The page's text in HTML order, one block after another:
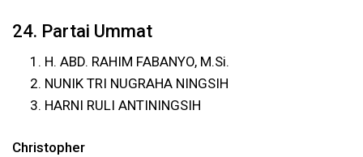
24. Partai Ummat
H. ABD. RAHIM FABANYO, M.Si.
NUNIK TRI NUGRAHA NINGSIH
HARNI RULI ANTININGSIH
Christopher